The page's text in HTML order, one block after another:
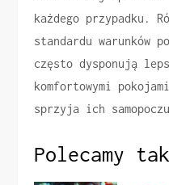
każdego przypadku.
standardu warunków
często dysponują
komfortowymi
sprzyja ich
Polecamy